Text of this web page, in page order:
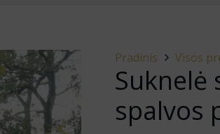
Pradinis Visos
Suknelė
spalvos